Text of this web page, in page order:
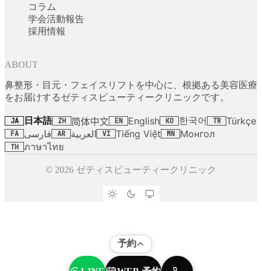
コラム
学会活動報告
採用情報
ABOUT
鼻整形・目元・フェイスリフトを中心に、根拠ある美容医療
をお届けするゼティスビューティークリニックです。
JA 日本語 ZH 简体中文 EN English KO 한국어 TR Türkçe
FA فارسی AR العربية VI Tiếng Việt MN Монгол
TH ภาษาไทย
© 2026 ゼティスビューティークリニック
予約